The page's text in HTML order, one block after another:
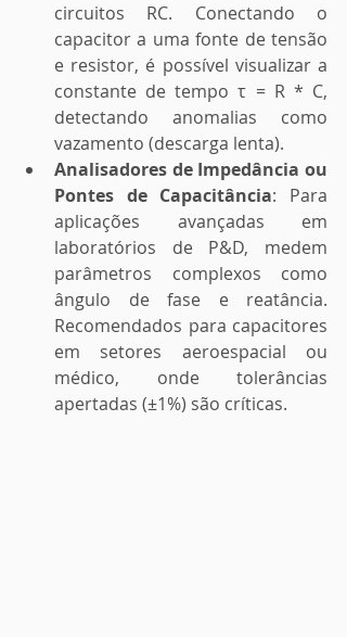
circuitos RC. Conectando o
capacitor a uma fonte de tensão
e resistor, é possível visualizar a
constante de tempo τ = R * C,
detectando anomalias como
vazamento (descarga lenta).
Analisadores de Impedância ou
Pontes de Capacitância: Para
aplicações avançadas em
laboratórios de P&D, medem
parâmetros complexos como
ângulo de fase e reatância.
Recomendados para capacitores
em setores aeroespacial ou
médico, onde tolerâncias
apertadas (±1%) são críticas.